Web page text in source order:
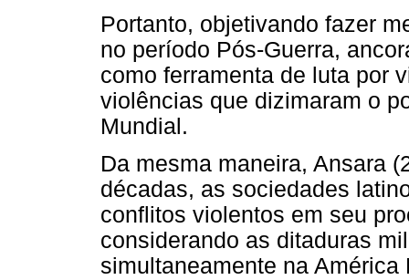
Portanto, objetivando fazer
no período Pós-Guerra,
como ferramenta de luta por
violências que dizimaram o
Mundial.
Da mesma maneira, Ansara
décadas, as sociedades
conflitos violentos em seu
considerando as ditaduras
simultaneamente na